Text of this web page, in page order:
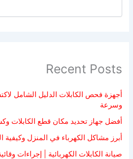
Recent Posts
أجهزة فحص الكابلات الدليل الشامل
وسرعة
أفضل جهاز تحديد مكان قطع الكابلات
أبرز مشاكل الكهرباء في المنزل وكيفية
صيانة الكابلات الكهربائية | إجراءات